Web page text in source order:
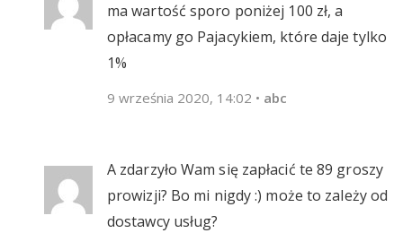
ma wartość sporo poniżej 100 zł, a
opłacamy go Pajacykiem, które daje tylko
1%
9 września 2020, 14:02 • abc
A zdarzyło Wam się zapłacić te 89 groszy
prowizji? Bo mi nigdy :) może to zależy od
dostawcy usług?